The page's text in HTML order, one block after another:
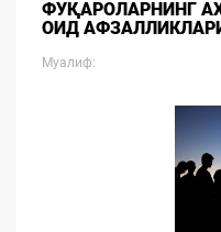
ФУҚАРОЛАРНИНГ
ОИД
Муалиф: